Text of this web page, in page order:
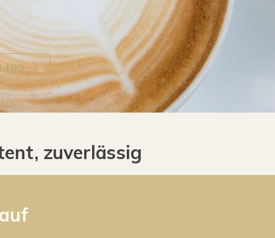
zuverlässig